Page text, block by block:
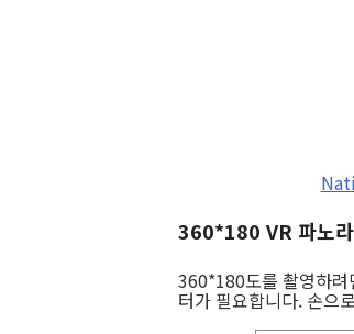
360*180 VR 파노
360*180도를 촬영하려
터가 필요합니다. 손으